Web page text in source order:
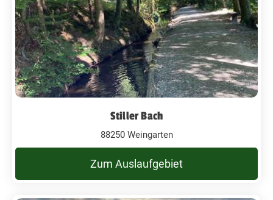
Stiller Bach
88250 Weingarten
Zum Auslaufgebiet